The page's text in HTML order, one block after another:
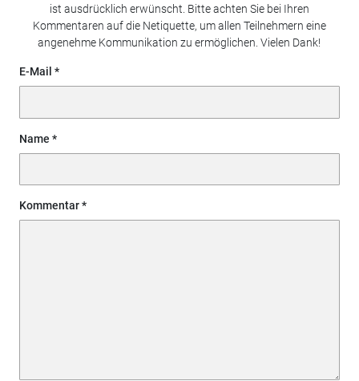
ist ausdrücklich erwünscht. Bitte achten Sie bei Ihren
Kommentaren auf die Netiquette, um allen Teilnehmern eine
angenehme Kommunikation zu ermöglichen. Vielen Dank!
E-Mail
Name
Kommentar